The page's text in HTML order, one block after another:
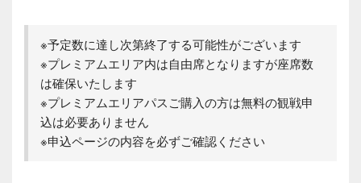
※予定数に達し次第終了する可能性がございます
※プレミアムエリア内は自由席となりますが座席数
は確保いたします
※プレミアムエリアパスご購入の方は無料の観戦申
込は必要ありません
※申込ページの内容を必ずご確認ください